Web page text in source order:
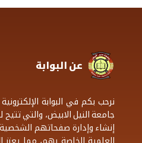
عن البوابة
نرحب بكم في البوابة
جامعة النيل الابيض، والتي
إنشاء وإدارة صفحاتهم
العلمية الخاصة بهم، مما